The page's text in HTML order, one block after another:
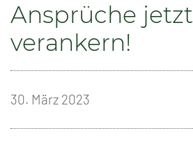
Ansprüche jetzt
verankern!
30. März 2023